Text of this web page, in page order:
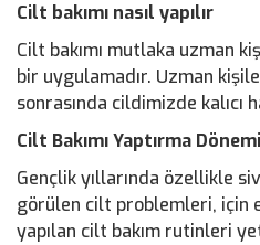
Cilt bakımı nasıl yapılır
Cilt bakımı mutlaka uzman
bir uygulamadır. Uzman
sonrasında cildimizde kalıcı
Cilt Bakımı Yaptırma Dönemi
Gençlik yıllarında özellikle
görülen cilt problemleri, için
yapılan cilt bakım rutinleri